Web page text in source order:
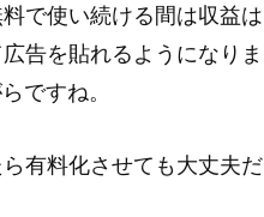
で使い続ける間は収益は
告を貼れるようになりま
ですね。
有料化させても大丈夫だ